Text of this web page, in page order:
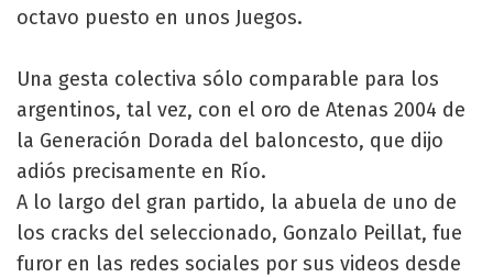
octavo puesto en unos Juegos.
Una gesta colectiva sólo comparable para los
argentinos, tal vez, con el oro de Atenas 2004 de
la Generación Dorada del baloncesto, que dijo
adiós precisamente en Río.
A lo largo del gran partido, la abuela de uno de
los cracks del seleccionado, Gonzalo Peillat, fue
furor en las redes sociales por sus videos desde